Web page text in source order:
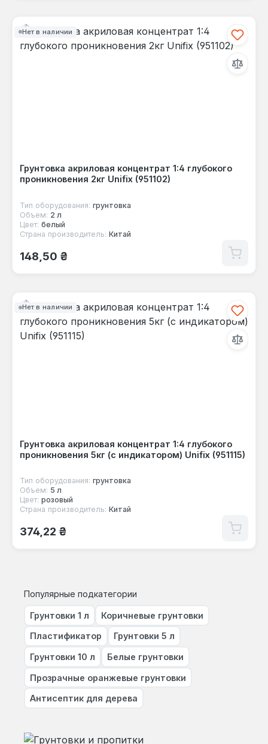
Нет в наличии
Грунтовка акриловая концентрат 1:4 глубокого
проникновения 2кг Unifix (951102)
Тип оборудования: грунтовка
Объем: 2 л
Цвет: белый
Страна производитель: Китай
Обычная цена:
148,50 ₴
Нет в наличии
Грунтовка акриловая концентрат 1:4 глубокого
проникновения 5кг (с индикатором) Unifix (951115)
Тип оборудования: грунтовка
Объем: 5 л
Цвет: розовый
Страна производитель: Китай
Обычная цена:
374,22 ₴
Популярные подкатегории
Грунтовки 1 л Коричневые грунтовки
Пластификатор Грунтовки 5 л
Грунтовки 10 л Белые грунтовки
Прозрачные оранжевые грунтовки
Антисептик для дерева